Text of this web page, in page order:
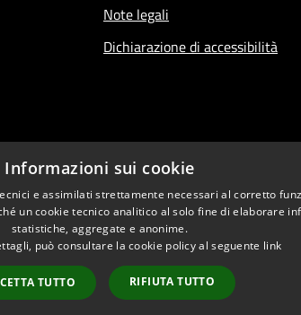
Note legali
Dichiarazione di accessibilità
Informazioni sui cookie
e assimilati strettamente necessari al corretto
un cookie tecnico analitico al solo fine di elaborare
statistiche, aggregate e anonime.
può consultare la cookie policy al seguente link
TUTTO RIFIUTA TUTTO